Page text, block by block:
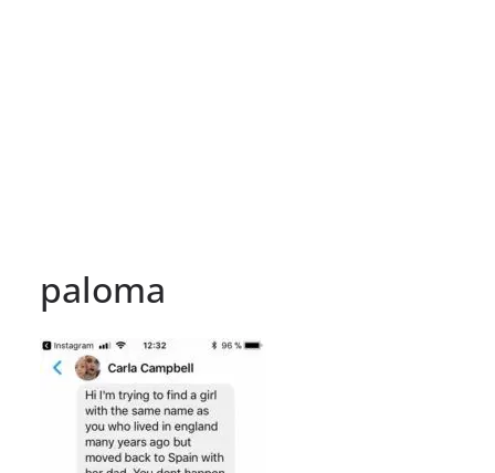
paloma